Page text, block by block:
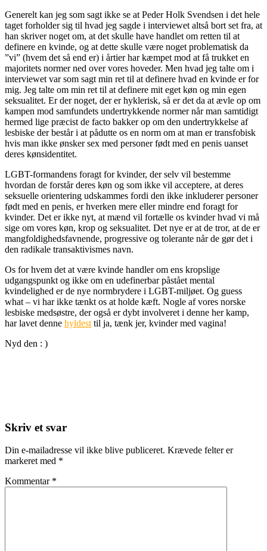
Generelt kan jeg som sagt ikke se at Peder Holk Svendsen i det hele
taget forholder sig til hvad jeg sagde i interviewet altså bort set fra, at
han skriver noget om, at det skulle have handlet om retten til at
definere en kvinde, og at dette skulle være noget problematisk da
”vi” (hvem det så end er) i årtier har kæmpet mod at få trukket en
majoritets normer ned over vores hoveder. Men hvad jeg talte om i
interviewet var som sagt min ret til at definere hvad en kvinde er for
mig. Jeg talte om min ret til at definere mit eget køn og min egen
seksualitet. Er der noget, der er hyklerisk, så er det da at ævle op om
kampen mod samfundets undertrykkende normer når man samtidigt
hermed lige præcist de facto bakker op om den undertrykkelse af
lesbiske der består i at pådutte os en norm om at man er transfobisk
hvis man ikke ønsker sex med personer født med en penis uanset
deres kønsidentitet.
LGBT-formandens foragt for kvinder, der selv vil bestemme
hvordan de forstår deres køn og som ikke vil acceptere, at deres
seksuelle orientering udskammes fordi den ikke inkluderer personer
født med en penis, er hverken mere eller mindre end foragt for
kvinder. Det er ikke nyt, at mænd vil fortælle os kvinder hvad vi må
sige om vores køn, krop og seksualitet. Det nye er at de tror, at de er
mangfoldighedsfavnende, progressive og tolerante når de gør det i
den radikale transaktivismes navn.
Os for hvem det at være kvinde handler om ens kropslige
udgangspunkt og ikke om en udefinerbar påstået mental
kvindelighed er de nye normbrydere i LGBT-miljøet. Og guess
what – vi har ikke tænkt os at holde kæft. Nogle af vores norske
lesbiske medsøstre, der også er dybt involveret i denne her kamp,
har lavet denne hyldest til ja, tænk jer, kvinder med vagina!
Nyd den : )
Skriv et svar
Din e-mailadresse vil ikke blive publiceret. Krævede felter er
markeret med *
Kommentar *